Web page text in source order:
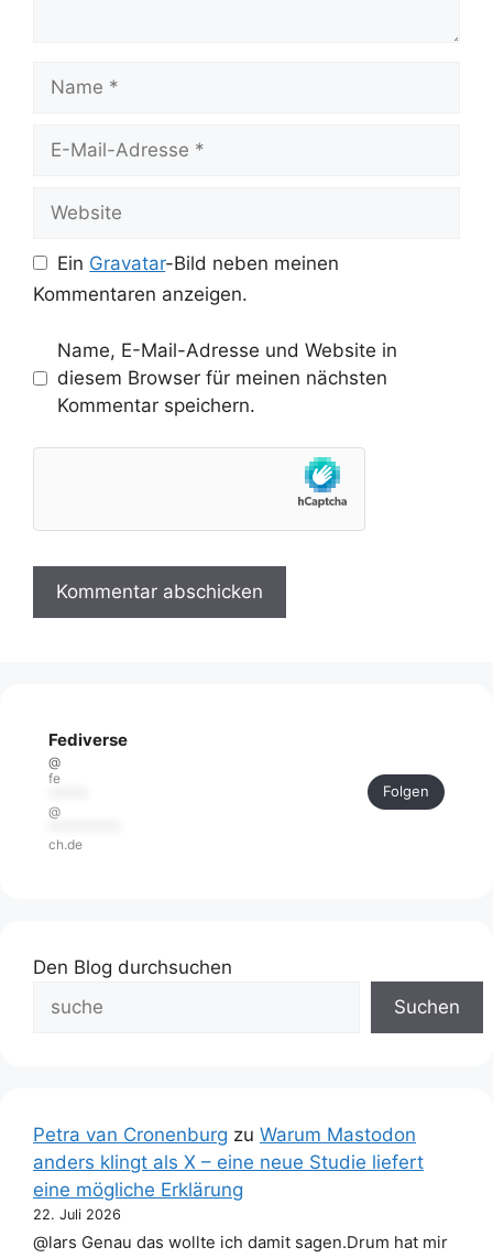
Name
Website
Ein Gravatar-Bild neben meinen
Kommentaren anzeigen.
Name, E-Mail-Adresse und Website in
diesem Browser für meinen nächsten
Kommentar speichern.
Fediverse
@
fe
@
ch.de
Folgen
Den Blog durchsuchen
Suchen
Petra van Cronenburg zu Warum Mastodon
anders klingt als X – eine neue Studie liefert
eine mögliche Erklärung
22. Juli 2026
@lars Genau das wollte ich damit sagen.Drum hat mir